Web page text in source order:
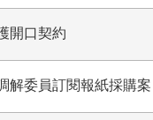
開口契約
解委員訂閱報紙採購案